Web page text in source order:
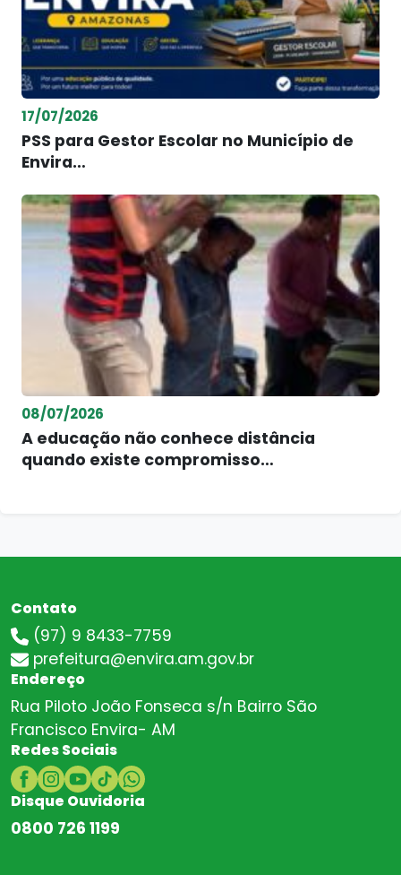
17/07/2026
PSS para Gestor Escolar no Município de
Envira…
08/07/2026
A educação não conhece distância
quando existe compromisso…
Contato
(97) 9 8433-7759
prefeitura@envira.am.gov.br
Endereço
Rua Piloto João Fonseca s/n Bairro São
Francisco Envira- AM
Redes Sociais
Disque Ouvidoria
0800 726 1199